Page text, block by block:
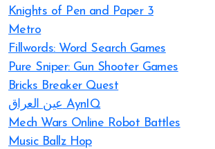
Knights of Pen and Paper 3
Metro
Fillwords: Word Search Games
Pure Sniper: Gun Shooter Games
Bricks Breaker Quest
عين العراق AynIQ
Mech Wars Online Robot Battles
Music Ballz Hop